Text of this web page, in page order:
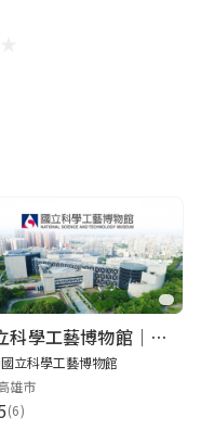
國立科學工藝博物館｜華語智慧導覽
國立科學工藝博物館
雄市
(6)